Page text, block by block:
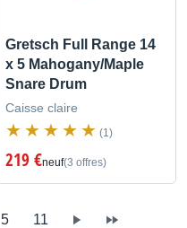
Gretsch Full Range 14
x 5 Mahogany/Maple
Snare Drum
Caisse claire
(1)
219 €neuf(3 offres)
5 11